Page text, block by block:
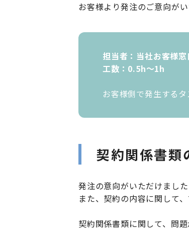
お客様より発注のご意向が
担当者：当社お客様
工数：0.5h〜1h
お客様側で発生する
契約関係書類
発注の意向がいただけまし
また、契約の内容に関して
契約関係書類に関して、問